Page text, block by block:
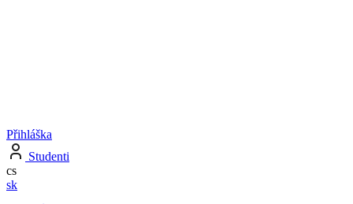
Přihláška
Studenti
cs
sk